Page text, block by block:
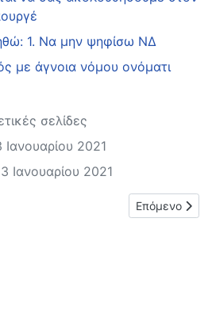
1. Να μην ψηφίσω ΝΔ
με άγνοια νόμου ονόματι
σελίδες
2021
Ιανουαρίου 2021
νύχτας τα καμώματα τα βλέπει η
Επόμενο
Επόμενο